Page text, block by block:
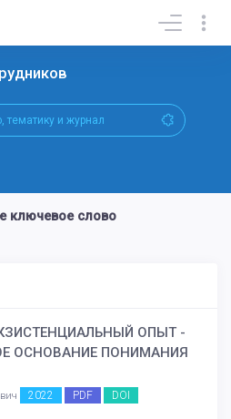
ключевое слово
ОПЫТ -
ОСНОВАНИЕ ПОНИМАНИЯ
2022 PDF DOI